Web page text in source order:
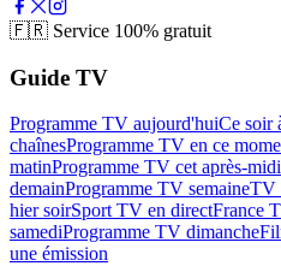
🇫🇷 Service 100% gratuit
Guide TV
Programme TV aujourd'huiCe soir
chaînesProgramme TV en ce
matinProgramme TV cet après-midi
demainProgramme TV semaineTV
hier soirSport TV en directFrance
samediProgramme TV dimanche
une émission